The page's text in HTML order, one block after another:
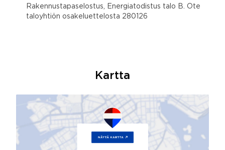
Rakennustapaselostus, Energiatodistus talo B. Ote
taloyhtiön osakeluettelosta 280126
Kartta